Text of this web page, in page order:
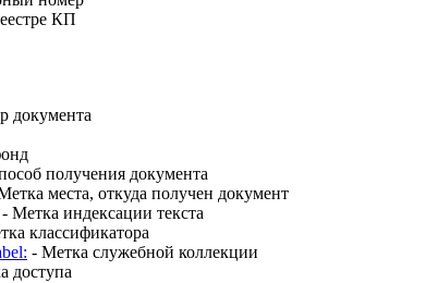
КП
документа
получения документа
места, откуда получен документ
- Метка индексации текста
классификатора
- Метка служебной коллекции
доступа